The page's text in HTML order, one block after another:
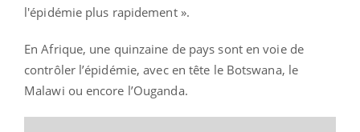
l'épidémie plus rapidement ».
En Afrique, une quinzaine de pays sont en voie de
contrôler l’épidémie, avec en tête le Botswana, le
Malawi ou encore l’Ouganda.